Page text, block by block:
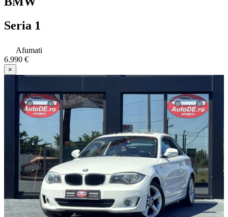
Seria 1
Afumati
6.990 €
×